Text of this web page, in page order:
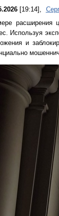
[19:14],
расширения
Используя
и